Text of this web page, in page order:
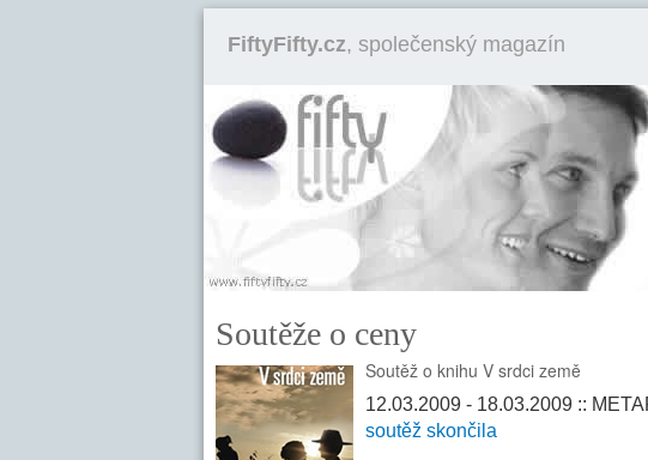
FiftyFifty.cz, společenský magazín
Soutěže o ceny
Soutěž o knihu V srdci země
12.03.2009 - 18.03.2009 ::
soutěž skončila